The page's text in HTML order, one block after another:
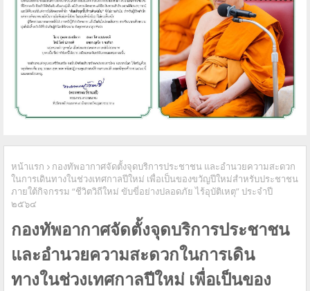
หน้าแรก
กองทัพอากาศจัดตั้งจุดบริการประชาชน และอำนวยความสะดวก
ในการเดินทางในช่วงเทศกาลปีใหม่ เพื่อเป็นของขวัญปีใหม่สำหรับประชาชน
ภายใต้กิจกรรม “ชีวิตวิถีใหม่ ขับขี่อย่างปลอดภัย ไร้อุบัติเหตุ” ประจำปี
๒๕๖๔
กองทัพอากาศจัดตั้งจุดบริการประชาชน
และอำนวยความสะดวกในการเดิน
ทางในช่วงเทศกาลปีใหม่ เพื่อเป็นของ